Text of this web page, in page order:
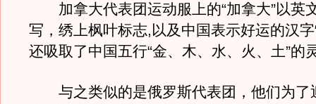
加拿大代表团运动服上的“加拿大”以英
写，绣上枫叶标志,以及中国表示好运的汉字
还吸取了中国五行“金、木、水、火、土”的
与之类似的是俄罗斯代表团，他们为了